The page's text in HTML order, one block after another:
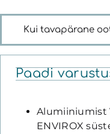
Kui tavapärane
Paadi
Alumiiniumist
ENVIROX